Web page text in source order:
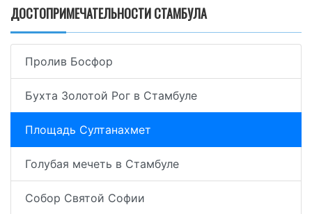
ДОСТОПРИМЕЧАТЕЛЬНОСТИ СТАМБУЛА
Пролив Босфор
Бухта Золотой Рог в Стамбуле
Площадь Султанахмет
Голубая мечеть в Стамбуле
Собор Святой Софии